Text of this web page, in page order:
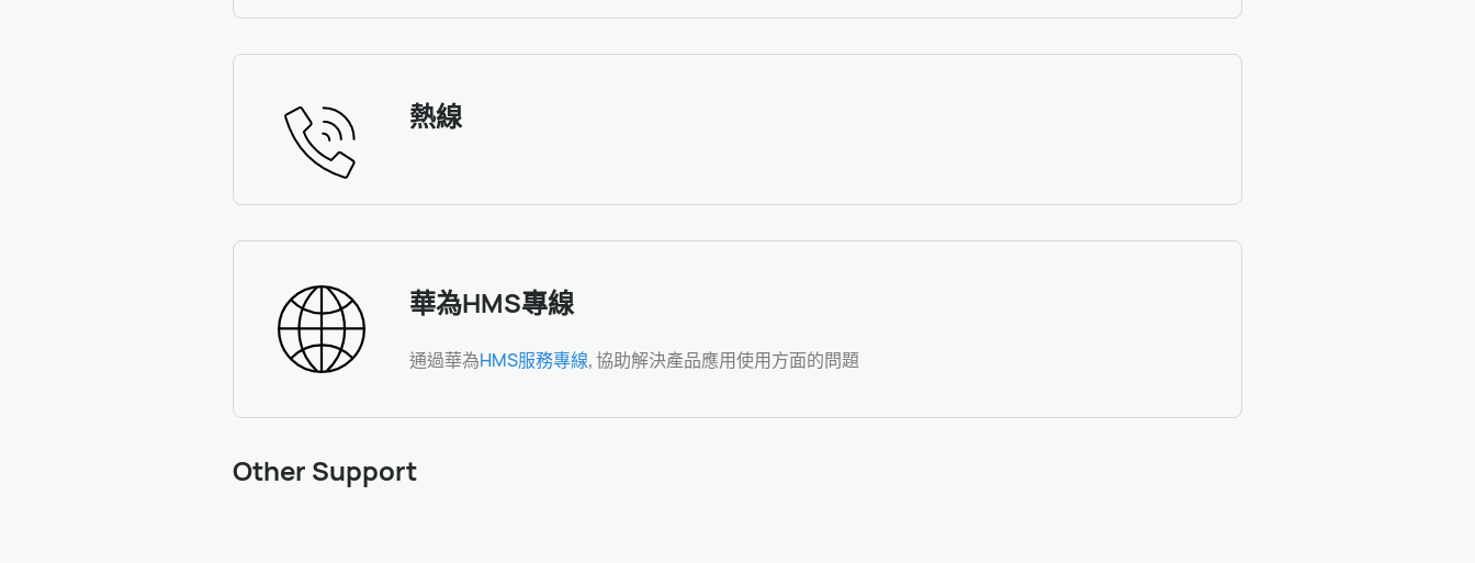
熱線
華為HMS專線
通過華為HMS服務專線, 協助解決產品應用使用方面的問題
Other Support